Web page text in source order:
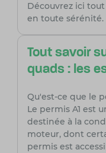
Découvrez ici
en toute sérénité.
Tout savoir
quads : les
Qu'est-ce que le
Le permis A1 est
destinée à la
moteur, dont
permis est